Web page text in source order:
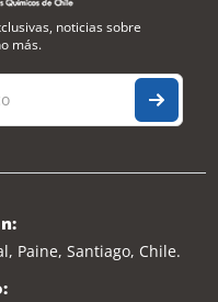
noticias sobre
más.
Paine, Santiago, Chile.